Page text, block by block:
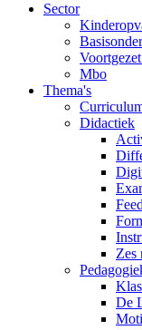
Sector
Mbo
Thema's
Didactiek
Zes
De